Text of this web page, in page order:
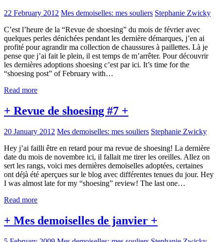
22 February 2012 Mes demoiselles: mes souliers Stephanie Zwicky
C’est l’heure de la “Revue de shoesing” du mois de février avec
quelques perles dénichées pendant les dernière démarques, j’en ai
profité pour agrandir ma collection de chaussures à paillettes. Là je
pense que j’ai fait le plein, il est temps de m’arrêter. Pour découvrir
les dernières adoptions shoesing c’est par ici. It’s time for the
“shoesing post” of February with…
Read more
+ Revue de shoesing #7 +
20 January 2012 Mes demoiselles: mes souliers Stephanie Zwicky
Hey j’ai failli être en retard pour ma revue de shoesing! La dernière
date du mois de novembre ici, il fallait me tirer les oreilles. Allez on
sert les rangs, voici mes dernières demoiselles adoptées, certaines
ont déjà été aperçues sur le blog avec différentes tenues du jour. Hey
I was almost late for my “shoesing” review! The last one…
Read more
+ Mes demoiselles de janvier +